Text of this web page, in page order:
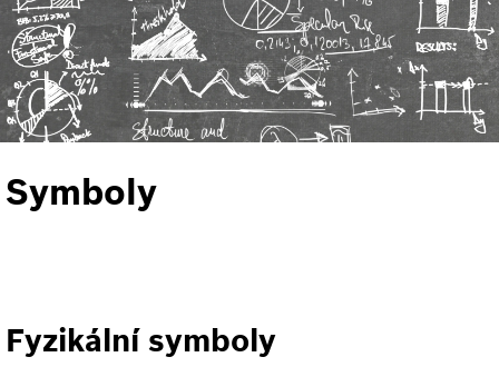
Symboly
Fyzikální symboly